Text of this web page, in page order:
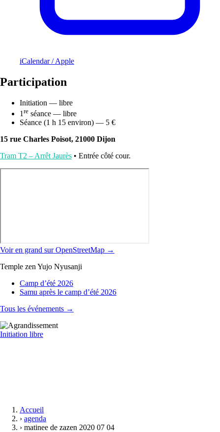
iCalendar / Apple
Participation
Initiation — libre
1 re séance — libre
Séance (1 h 15 environ) — 5 €
15 rue Charles Poisot, 21000 Dijon
Tram T2 – Arrêt Jaurès • Entrée côté cour.
Voir en grand sur OpenStreetMap →
Temple zen Yujo Nyusanji
Camp d’été 2026
Samu après le camp d’été 2026
Tous les événements →
Initiation libre
Accueil
› agenda
› matinee de zazen 2020 07 04